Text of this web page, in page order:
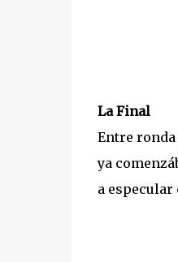
La Final
Entre
ya
a especular